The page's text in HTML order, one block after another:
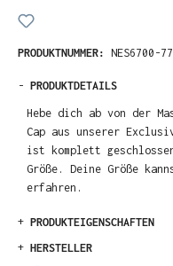
PRODUKTNUMMER: NES6700-
- PRODUKTDETAILS
Hebe dich ab von der
Cap aus unserer
ist komplett
Größe. Deine Größe
erfahren.
+ PRODUKTEIGENSCHAFTEN
+ HERSTELLER